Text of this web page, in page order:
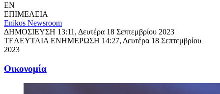
EN
ΕΠΙΜΕΛΕΙΑ
Enikos Newsroom
ΔΗΜΟΣΙΕΥΣΗ 13:11, Δευτέρα 18 Σεπτεμβρίου 2023
ΤΕΛΕΥΤΑΙΑ ΕΝΗΜΕΡΩΣΗ 14:27, Δευτέρα 18 Σεπτεμβρίου
2023
Oικονομία